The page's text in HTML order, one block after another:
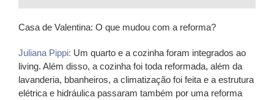
Casa de Valentina: O que mudou com a reforma?
Juliana Pippi: Um quarto e a cozinha foram integrados ao
living. Além disso, a cozinha foi toda reformada, além da
lavanderia, bbanheiros, a climatização foi feita e a estrutura
elétrica e hidráulica passaram também por uma reforma